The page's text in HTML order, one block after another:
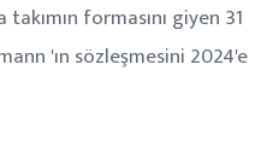
formasını giyen 31
'ın sözleşmesini 2024'e